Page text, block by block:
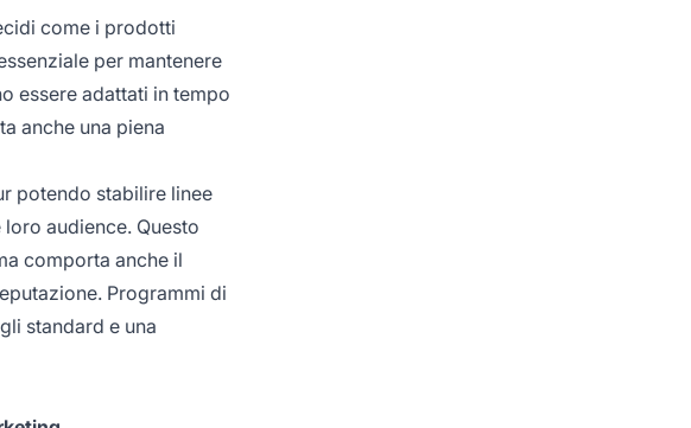
come i prodotti
per mantenere
essere adattati in tempo
anche una piena
potendo stabilire linee
audience. Questo
comporta anche il
Programmi di
standard e una